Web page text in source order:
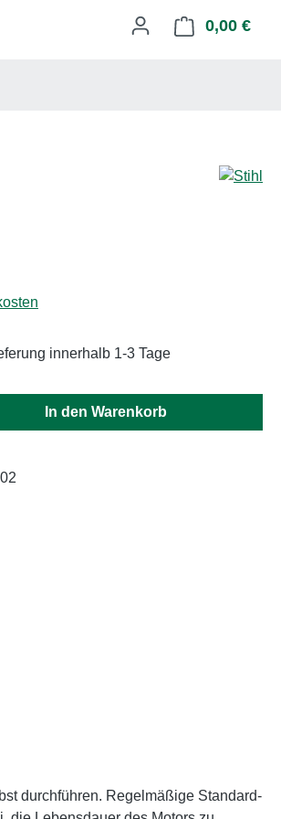
0,00 €
innerhalb 1-3 Tage
gewünschten Wert ein
In den Warenkorb
durchführen. Regelmäßige Standard-